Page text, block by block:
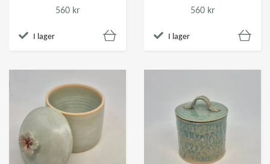
560 kr
I lager
560 kr
I lager